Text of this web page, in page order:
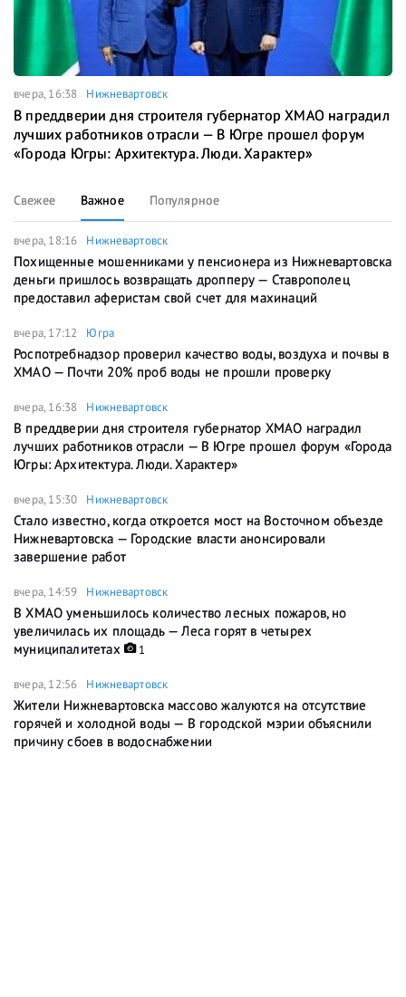
вчера, 16:38 Нижневартовск
В преддверии дня строителя губернатор ХМАО наградил
лучших работников отрасли — В Югре прошел форум
«Города Югры: Архитектура. Люди. Характер»
Свежее Важное Популярное
вчера, 18:16 Нижневартовск
Похищенные мошенниками у пенсионера из Нижневартовска
деньги пришлось возвращать дропперу — Ставрополец
предоставил аферистам свой счет для махинаций
вчера, 17:12 Югра
Роспотребнадзор проверил качество воды, воздуха и почвы в
ХМАО — Почти 20% проб воды не прошли проверку
вчера, 16:38 Нижневартовск
В преддверии дня строителя губернатор ХМАО наградил
лучших работников отрасли — В Югре прошел форум «Города
Югры: Архитектура. Люди. Характер»
вчера, 15:30 Нижневартовск
Стало известно, когда откроется мост на Восточном объезде
Нижневартовска — Городские власти анонсировали
завершение работ
вчера, 14:59 Нижневартовск
В ХМАО уменьшилось количество лесных пожаров, но
увеличилась их площадь — Леса горят в четырех
муниципалитетах
1
вчера, 12:56 Нижневартовск
Жители Нижневартовска массово жалуются на отсутствие
горячей и холодной воды — В городской мэрии объяснили
причину сбоев в водоснабжении